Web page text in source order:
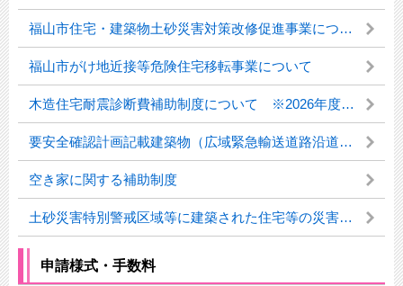
福山市住宅・建築物土砂災害対策改修促進事業について
福山市がけ地近接等危険住宅移転事業について
木造住宅耐震診断費補助制度について ※2026年度の募集を開始しました。
要安全確認計画記載建築物（広域緊急輸送道路沿道建築物）について
空き家に関する補助制度
土砂災害特別警戒区域等に建築された住宅等の災害対策補助制度について
申請様式・手数料